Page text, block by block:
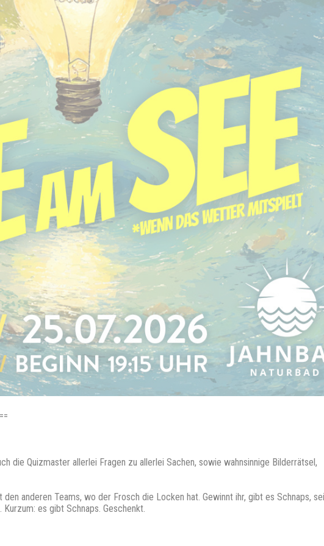
die Quizmaster allerlei Fragen zu allerlei Sachen, sowie wahnsinnige Bilderrätsel,
anderen Teams, wo der Frosch die Locken hat. Gewinnt ihr, gibt es Schnaps,
es gibt Schnaps. Geschenkt.